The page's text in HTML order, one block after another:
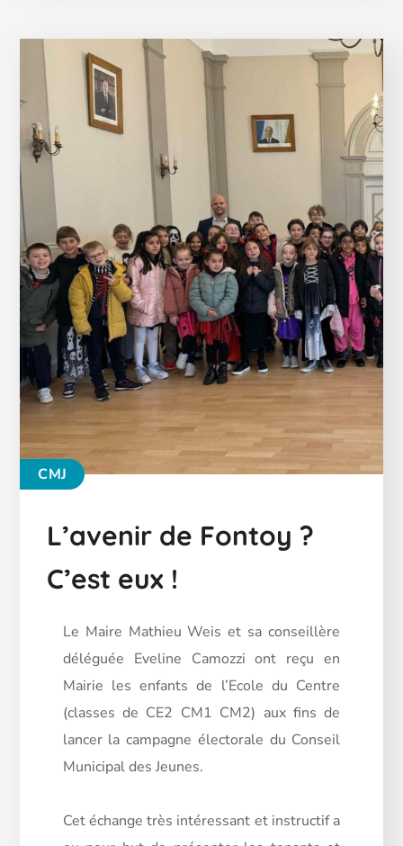
CMJ
L’avenir de Fontoy ?
C’est eux !
Le Maire Mathieu Weis et sa conseillère
déléguée Eveline Camozzi ont reçu en
Mairie les enfants de l’Ecole du Centre
(classes de CE2 CM1 CM2) aux fins de
lancer la campagne électorale du Conseil
Municipal des Jeunes.
Cet échange très intéressant et instructif a